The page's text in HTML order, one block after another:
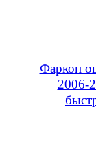
Фаркоп
2006-